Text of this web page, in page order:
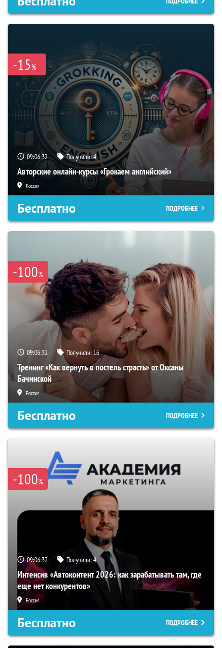
-15%
09:06:31 Получили:4
Авторские онлайн-курсы «Грокаем английский»
Россия
Бесплатно ПОДРОБНЕЕ
-100%
09:06:31 Получили:16
Тренинг «Как вернуть в постель страсть» от Оксаны
Бачинской
Россия
Бесплатно ПОДРОБНЕЕ
-100%
09:06:31 Получили:4
Интенсив «Автоконтент 2026: как зарабатывать там, где
еще нет конкурентов»
Россия
Бесплатно ПОДРОБНЕЕ